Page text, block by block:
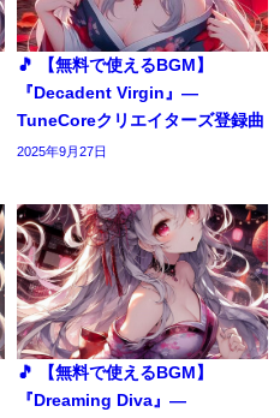
🎵 【無料で使えるBGM】
『Decadent Virgin』―
TuneCoreクリエイターズ登録曲
2025年9月27日
🎵 【無料で使えるBGM】
『Dreaming Diva』―